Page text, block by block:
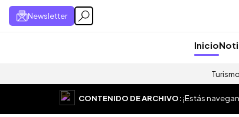
Newsletter
Inicio
Turismo
CONTENIDO DE ARCHIVO:¡Estás